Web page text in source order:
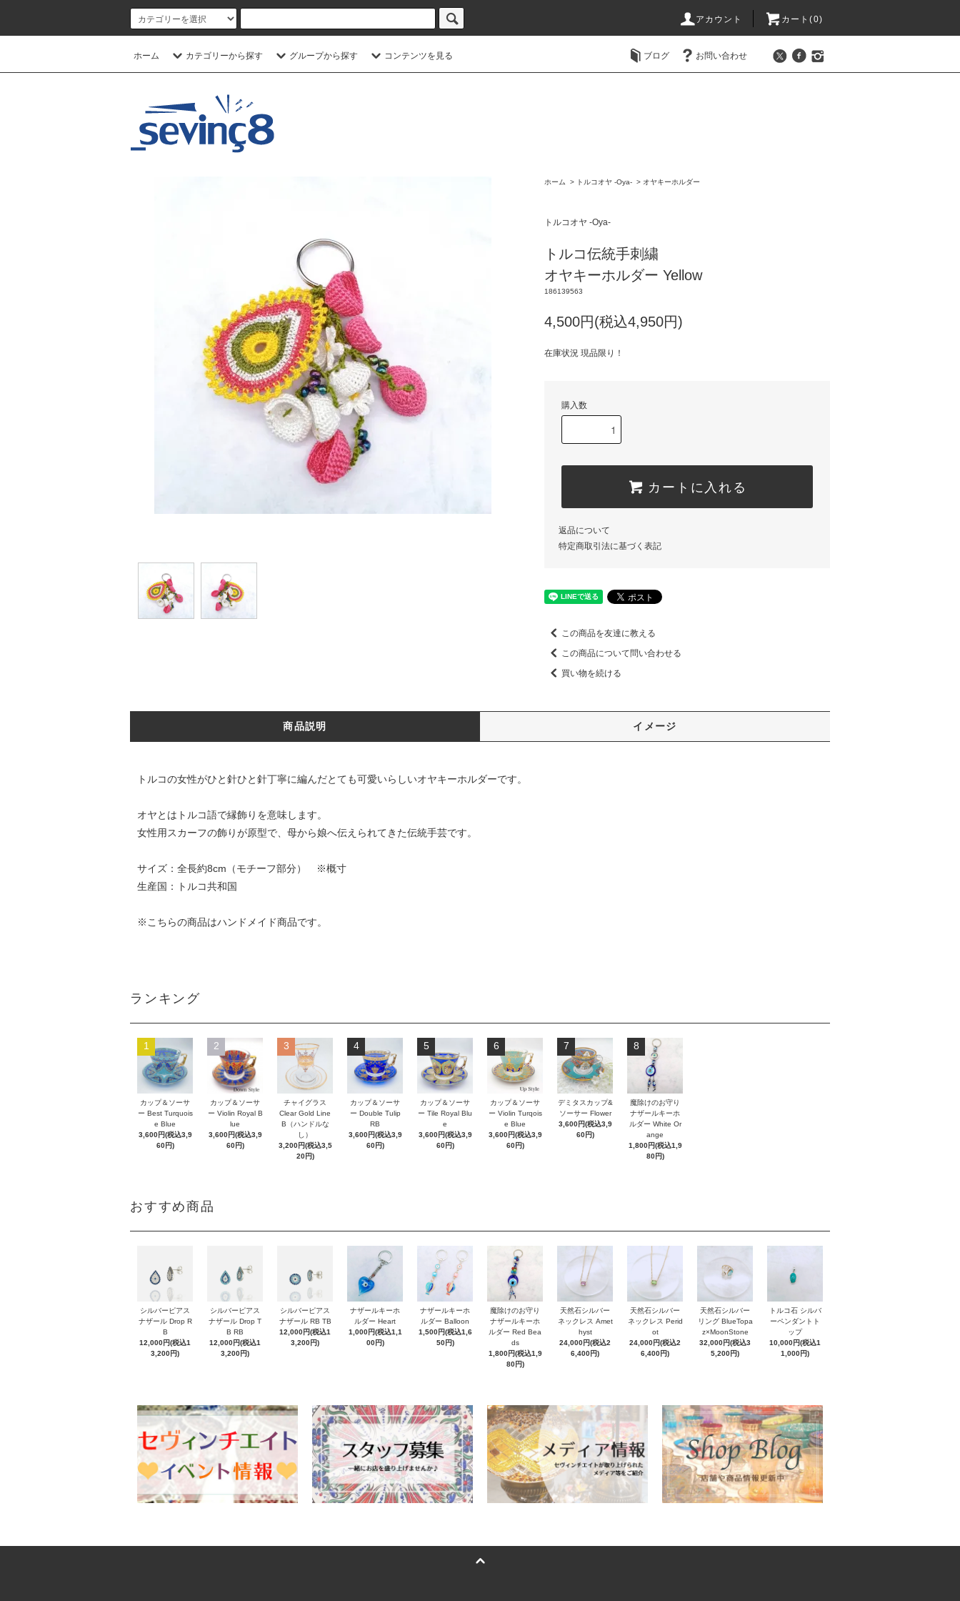
アカウント カート(0)
ホーム カテゴリーから探す グループから探す コンテンツを見る ブログ お問い合わせ
ホーム > トルコオヤ -Oya- > オヤキーホルダー
トルコオヤ -Oya-
トルコ伝統手刺繍
オヤキーホルダー Yellow
186139563
4,500円(税込4,950円)
在庫状況 現品限り！
購入数
カートに入れる
返品について
特定商取引法に基づく表記
この商品を友達に教える
この商品について問い合わせる
買い物を続ける
商品説明 イメージ
トルコの女性がひと針ひと針丁寧に編んだとても可愛いらしいオヤキーホルダーです。
オヤとはトルコ語で縁飾りを意味します。
女性用スカーフの飾りが原型で、母から娘へ伝えられてきた伝統手芸です。
サイズ：全長約8cm（モチーフ部分） ※概寸
生産国：トルコ共和国
※こちらの商品はハンドメイド商品です。
ランキング
1
カップ＆ソーサ
ー Best Turquois
e Blue
3,600円(税込3,9
60円)
2
カップ＆ソーサ
ー Violin Royal B
lue
3,600円(税込3,9
60円)
3
チャイグラス
Clear Gold Line
B（ハンドルな
し）
3,200円(税込3,5
20円)
4
カップ＆ソーサ
ー Double Tulip
RB
3,600円(税込3,9
60円)
5
カップ＆ソーサ
ー Tile Royal Blu
e
3,600円(税込3,9
60円)
6
カップ＆ソーサ
ー Violin Turqois
e Blue
3,600円(税込3,9
60円)
7
デミタスカップ&
ソーサー Flower
3,600円(税込3,9
60円)
8
魔除けのお守り
ナザールキーホ
ルダー White Or
ange
1,800円(税込1,9
80円)
おすすめ商品
シルバーピアス
ナザール Drop R
B
12,000円(税込1
3,200円)
シルバーピアス
ナザール Drop T
B RB
12,000円(税込1
3,200円)
シルバーピアス
ナザール RB TB
12,000円(税込1
3,200円)
ナザールキーホ
ルダー Heart
1,000円(税込1,1
00円)
ナザールキーホ
ルダー Balloon
1,500円(税込1,6
50円)
魔除けのお守り
ナザールキーホ
ルダー Red Bea
ds
1,800円(税込1,9
80円)
天然石シルバー
ネックレス Amet
hyst
24,000円(税込2
6,400円)
天然石シルバー
ネックレス Perid
ot
24,000円(税込2
6,400円)
天然石シルバー
リング BlueTopa
z×MoonStone
32,000円(税込3
5,200円)
トルコ石 シルバ
ーペンダントト
ップ
10,000円(税込1
1,000円)